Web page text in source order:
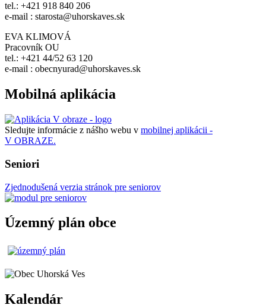
tel.: +421 918 840 206
e-mail : starosta@uhorskaves.sk
EVA KLIMOVÁ
Pracovník OU
tel.: +421 44/52 63 120
e-mail : obecnyurad@uhorskaves.sk
Mobilná aplikácia
Sledujte informácie z nášho webu v mobilnej aplikácii -
V OBRAZE.
Seniori
Zjednodušená verzia stránok pre seniorov
Územný plán obce
Kalendár